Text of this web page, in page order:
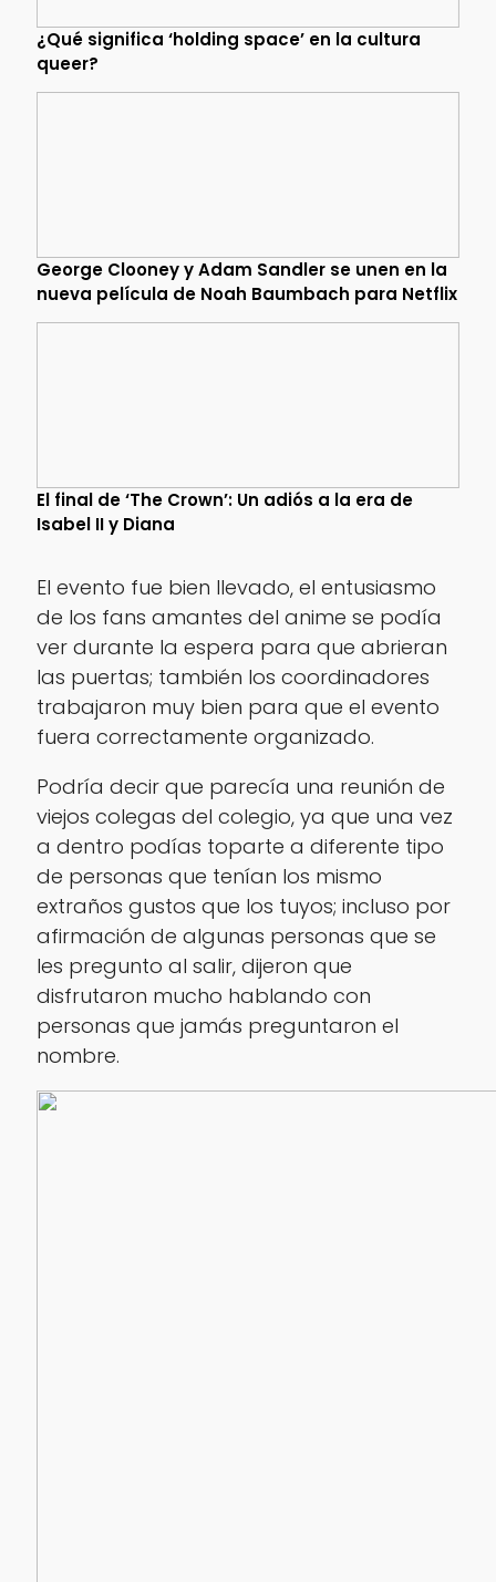
¿Qué significa ‘holding space’ en la cultura
queer?
George Clooney y Adam Sandler se unen en la
nueva película de Noah Baumbach para Netflix
El final de ‘The Crown’: Un adiós a la era de
Isabel II y Diana
El evento fue bien llevado, el entusiasmo
de los fans amantes del anime se podía
ver durante la espera para que abrieran
las puertas; también los coordinadores
trabajaron muy bien para que el evento
fuera correctamente organizado.
Podría decir que parecía una reunión de
viejos colegas del colegio, ya que una vez
a dentro podías toparte a diferente tipo
de personas que tenían los mismo
extraños gustos que los tuyos; incluso por
afirmación de algunas personas que se
les pregunto al salir, dijeron que
disfrutaron mucho hablando con
personas que jamás preguntaron el
nombre.